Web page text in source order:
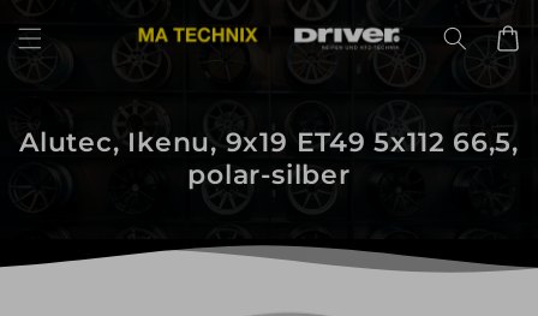
zum
Inhalt
Alutec, Ikenu, 9x19 ET49 5x112 66,5,
polar-silber